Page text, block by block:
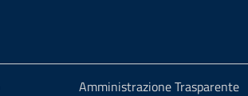
Amministrazione Trasparente